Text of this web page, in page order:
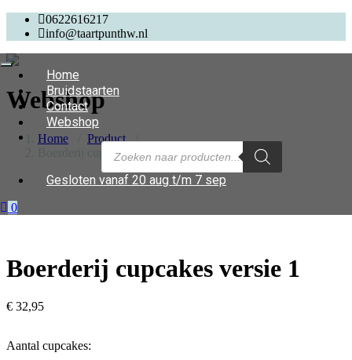
0622616217
info@taartpunthw.nl
Toggle
navigationHome
Bruidstaarten
Contact
Webshop
Gesloten vanaf 20 aug t/m 7 sep
0
Webshop
Home Product/
Boerderij cupcakes versie 1
Boerderij cupcakes versie 1
€ 32,95
Aantal cupcakes: